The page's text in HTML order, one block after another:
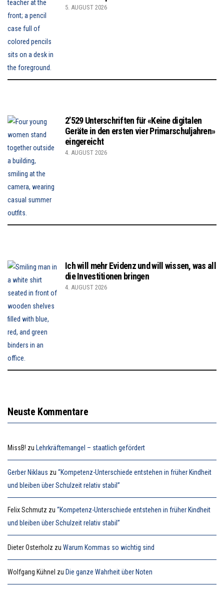
5. AUGUST 2026
2’529 Unterschriften für «Keine digitalen
Geräte in den ersten vier Primarschuljahren»
eingereicht
4. AUGUST 2026
Ich will mehr Evidenz und will wissen, was all
die Investitionen bringen
4. AUGUST 2026
Neuste Kommentare
MissB! zu Lehrkräftemangel – staatlich gefördert
Gerber Niklaus zu “Kompetenz-Unterschiede entstehen in früher Kindheit
und bleiben über Schulzeit relativ stabil”
Felix Schmutz zu “Kompetenz-Unterschiede entstehen in früher Kindheit
und bleiben über Schulzeit relativ stabil”
Dieter Osterholz zu Warum Kommas so wichtig sind
Wolfgang Kühnel zu Die ganze Wahrheit über Noten